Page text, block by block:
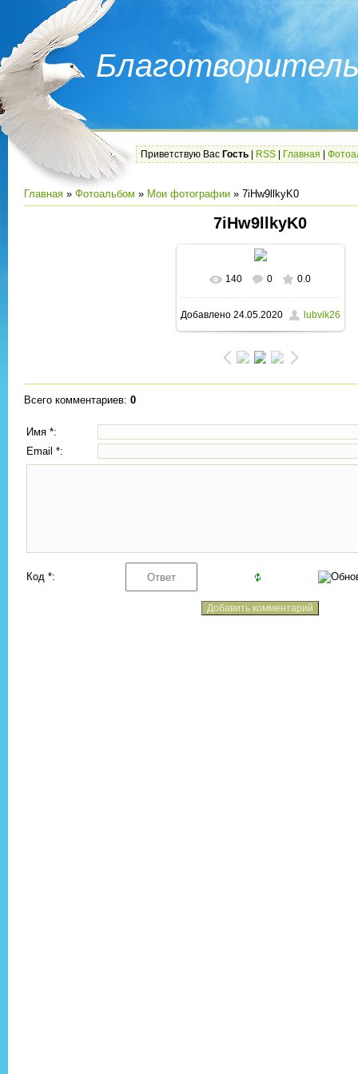
Приветствую Вас Гость RSS Главная
Главная » Фотоальбом » Мои фотографии » 7iHw9llkyK0
7iHw9llkyK0
В реальном размере
1280x960/ 259.3Kb
140 0 0.0
Добавлено24.05.2020 lubvik26
Всего комментариев: 0
Имя *:
Email *:
Код *: